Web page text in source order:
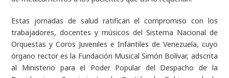
Estas jornadas de salud ratifican el compromiso con los
trabajadores, docentes y músicos del Sistema Nacional de
Orquestas y Coros Juveniles e Infantiles de Venezuela, cuyo
órgano rector es la Fundación Musical Simón Bolívar, adscrita
al Ministerio para el Poder Popular del Despacho de la